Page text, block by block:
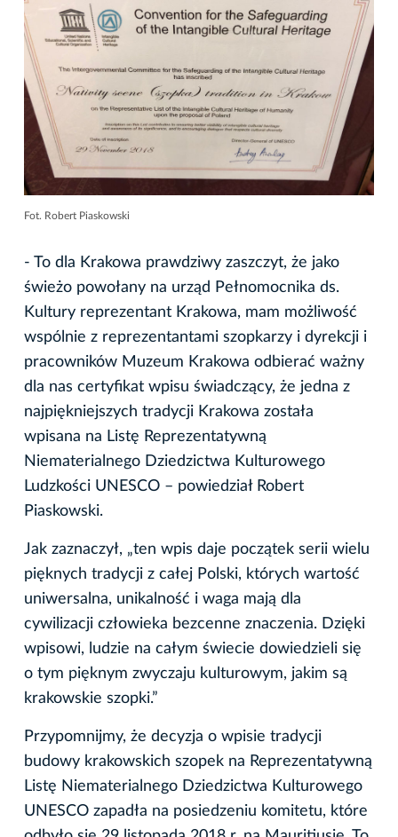
Fot. Robert Piaskowski
- To dla Krakowa prawdziwy zaszczyt, że jako
świeżo powołany na urząd Pełnomocnika ds.
Kultury reprezentant Krakowa, mam możliwość
wspólnie z reprezentantami szopkarzy i dyrekcji i
pracowników Muzeum Krakowa odbierać ważny
dla nas certyfikat wpisu świadczący, że jedna z
najpiękniejszych tradycji Krakowa została
wpisana na Listę Reprezentatywną
Niematerialnego Dziedzictwa Kulturowego
Ludzkości UNESCO – powiedział Robert
Piaskowski.
Jak zaznaczył, „ten wpis daje początek serii wielu
pięknych tradycji z całej Polski, których wartość
uniwersalna, unikalność i waga mają dla
cywilizacji człowieka bezcenne znaczenia. Dzięki
wpisowi, ludzie na całym świecie dowiedzieli się
o tym pięknym zwyczaju kulturowym, jakim są
krakowskie szopki.”
Przypomnijmy, że decyzja o wpisie tradycji
budowy krakowskich szopek na Reprezentatywną
Listę Niematerialnego Dziedzictwa Kulturowego
UNESCO zapadła na posiedzeniu komitetu, które